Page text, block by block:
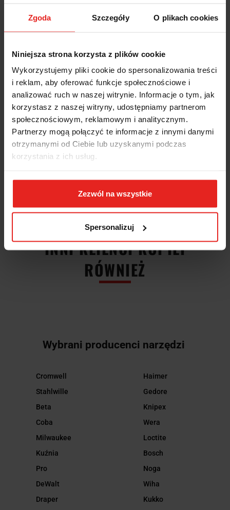
Zgoda Szczegóły O plikach cookies
Niniejsza strona korzysta z plików cookie
Wykorzystujemy pliki cookie do spersonalizowania treści
i reklam, aby oferować funkcje społecznościowe i
analizować ruch w naszej witrynie. Informacje o tym, jak
korzystasz z naszej witryny, udostępniamy partnerom
społecznościowym, reklamowym i analitycznym.
Partnerzy mogą połączyć te informacje z innymi danymi
otrzymanymi od Ciebie lub uzyskanymi podczas
korzystania z ich usług.
Zezwól na wszystkie
Spersonalizuj
OPINIE I OCENY (0)
Hydrauliczny przecinak do nakrętek 22-36mm 56-2 Kukko 42 42107
203 Forum:
zastosowanie hydrauliki umożliwia pracę przy małym nakładzie
siły
do przecinania zakleszczonych lub przekręconych nakrętek bez
uszkodzenia gwintu
po każdym użyciu wykręcić ostrze przecinaka do pozycji
wyjściowej; wykręcić wrzeciono dociskowe i dokręcając kluczem
cofnąć ostrze do pozycji wyjściowej
INNI KLIENCI KUPILI
RÓWNIEŻ
Wybrani producenci narzędzi
Cromwell
Stahlwille
Beta
Coba
Milwaukee
Kuźnia
Pro
DeWalt
Draper
Haimer
Gedore
Knipex
Wera
Loctite
Bosch
Noga
Wiha
Kukko